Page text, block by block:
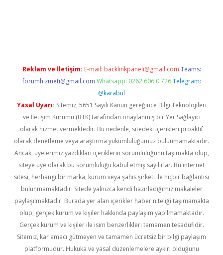
Reklam ve İletişim: E-mail: backlinkpaneli@gmail.com Teams:
forumhizmeti@gmail.com Whatsapp: 0262 606 0 726 Telegram:
@karabul
Yasal Uyarı: Sitemiz, 5651 Sayılı Kanun gereğince Bilgi Teknolojileri
ve İletişim Kurumu (BTK) tarafından onaylanmış bir Yer Sağlayıcı
olarak hizmet vermektedir. Bu nedenle, sitedeki içerikleri proaktif
olarak denetleme veya araştırma yükümlülüğümüz bulunmamaktadır.
Ancak, üyelerimiz yazdıkları içeriklerin sorumluluğunu taşımakta olup,
siteye üye olarak bu sorumluluğu kabul etmiş sayılırlar. Bu internet
sitesi, herhangi bir marka, kurum veya şahıs şirketi ile hiçbir bağlantısı
bulunmamaktadır. Sitede yalnızca kendi hazırladığımız makaleler
paylaşılmaktadır. Burada yer alan içerikler haber niteliği taşımamakta
olup, gerçek kurum ve kişiler hakkında paylaşım yapılmamaktadır.
Gerçek kurum ve kişiler ile isim benzerlikleri tamamen tesadüfidir.
Sitemiz, kar amacı gütmeyen ve tamamen ücretsiz bir bilgi paylaşım
platformudur. Hukuka ve yasal düzenlemelere aykırı olduğunu